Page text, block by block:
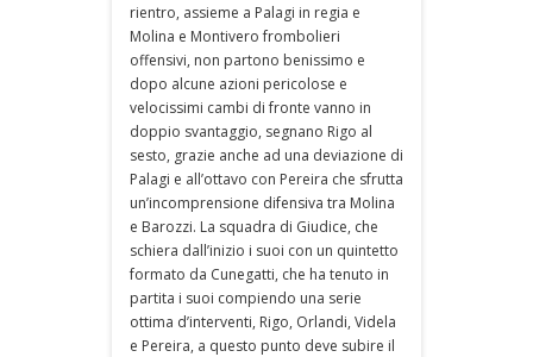
rientro, assieme a Palagi in regia e
Molina e Montivero frombolieri
offensivi, non partono benissimo e
dopo alcune azioni pericolose e
velocissimi cambi di fronte vanno in
doppio svantaggio, segnano Rigo al
sesto, grazie anche ad una deviazione di
Palagi e all’ottavo con Pereira che sfrutta
un’incomprensione difensiva tra Molina
e Barozzi. La squadra di Giudice, che
schiera dall’inizio i suoi con un quintetto
formato da Cunegatti, che ha tenuto in
partita i suoi compiendo una serie
ottima d’interventi, Rigo, Orlandi, Videla
e Pereira, a questo punto deve subire il